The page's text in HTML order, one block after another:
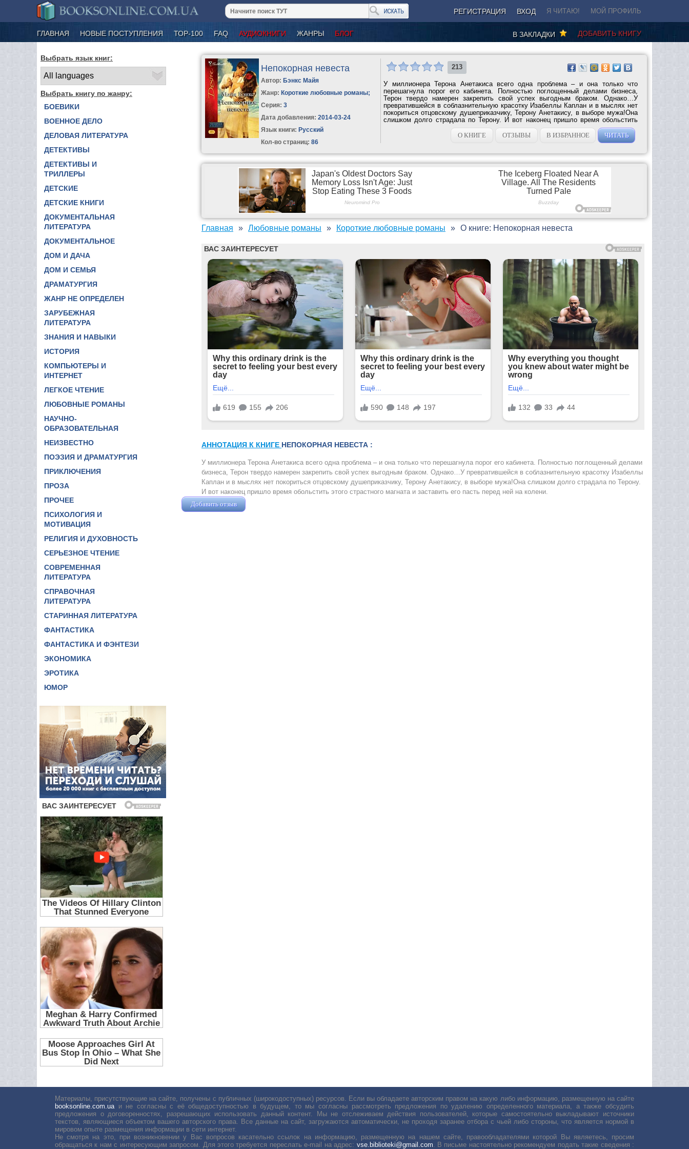
РЕГИСТРАЦИЯ ВХОД Я ЧИТАЮ! МОЙ ПРОФИЛЬ
ГЛАВНАЯ НОВЫЕ ПОСТУПЛЕНИЯ ТОР-100 FAQ АУДИОКНИГИ ЖАНРЫ БЛОГ ДОБАВИТЬ КНИГУ
В ЗАКЛАДКИ
Выбрать язык книг:
Выбрать книгу по жанру:
БОЕВИКИ
ВОЕННОЕ ДЕЛО
ДЕЛОВАЯ ЛИТЕРАТУРА
ДЕТЕКТИВЫ
ДЕТЕКТИВЫ И
ТРИЛЛЕРЫ
ДЕТСКИЕ
ДЕТСКИЕ КНИГИ
ДОКУМЕНТАЛЬНАЯ
ЛИТЕРАТУРА
ДОКУМЕНТАЛЬНОЕ
ДОМ И ДАЧА
ДОМ И СЕМЬЯ
ДРАМАТУРГИЯ
ЖАНР НЕ ОПРЕДЕЛЕН
ЗАРУБЕЖНАЯ
ЛИТЕРАТУРА
ЗНАНИЯ И НАВЫКИ
ИСТОРИЯ
КОМПЬЮТЕРЫ И
ИНТЕРНЕТ
ЛЕГКОЕ ЧТЕНИЕ
ЛЮБОВНЫЕ РОМАНЫ
НАУЧНО-
ОБРАЗОВАТЕЛЬНАЯ
НЕИЗВЕСТНО
ПОЭЗИЯ И ДРАМАТУРГИЯ
ПРИКЛЮЧЕНИЯ
ПРОЗА
ПРОЧЕЕ
ПСИХОЛОГИЯ И
МОТИВАЦИЯ
РЕЛИГИЯ И ДУХОВНОСТЬ
СЕРЬЕЗНОЕ ЧТЕНИЕ
СОВРЕМЕННАЯ
ЛИТЕРАТУРА
СПРАВОЧНАЯ
ЛИТЕРАТУРА
СТАРИННАЯ ЛИТЕРАТУРА
ФАНТАСТИКА
ФАНТАСТИКА И ФЭНТЕЗИ
ЭКОНОМИКА
ЭРОТИКА
ЮМОР
Непокорная невеста
Автор: Бэнкс Майя
Жанр: Короткие любовные романы;
Серия:3
Дата добавления: 2014-03-24
Язык книги: Русский
Кол-во страниц: 86
213
У миллионера Терона Анетакиса всего одна проблема – и она только что
перешагнула порог его кабинета. Полностью поглощенный делами бизнеса,
Терон твердо намерен закрепить свой успех выгодным браком. Однако…У
превратившейся в соблазнительную красотку Изабеллы Каплан и в мыслях нет
покориться отцовскому душеприказчику, Терону Анетакису, в выборе мужа!Она
слишком долго страдала по Терону. И вот наконец пришло время обольстить
О КНИГЕ
ОТЗЫВЫ В ИЗБРАННОЕ ЧИТАТЬ
Главная Любовные романы Короткие любовные романы О книге: Непокорная невеста
АННОТАЦИЯ К КНИГЕ НЕПОКОРНАЯ НЕВЕСТА :
У миллионера Терона Анетакиса всего одна проблема – и она только что перешагнула порог его кабинета. Полностью поглощенный делами
бизнеса, Терон твердо намерен закрепить свой успех выгодным браком. Однако…У превратившейся в соблазнительную красотку Изабеллы
Каплан и в мыслях нет покориться отцовскому душеприказчику, Терону Анетакису, в выборе мужа!Она слишком долго страдала по Терону.
И вот наконец пришло время обольстить этого страстного магната и заставить его пасть перед ней на колени.
Добавить отзыв
Материалы, присутствующие на сайте, получены с публичных (широкодоступных) ресурсов. Если вы обладаете авторским правом на какую либо информацию, размещенную на сайте
booksonline.com.ua и не согласны с её общедоступностью в будущем, то мы согласны рассмотреть предложения по удалению определенного материала, а также обсудить
предложения о договоренностях, разрешающих использовать данный контент. Мы не отслеживаем действия пользователей, которые самостоятельно выкладывают источники
текстов, являющиеся объектом вашего авторского права. Все данные на сайт, загружаются автоматически, не проходя заранее отбора с чьей либо стороны, что является нормой в
мировом опыте размещения информации в сети интернет.
Не смотря на это, при возникновении у Вас вопросов касательно ссылок на информацию, размещенную на нашем сайте, правообладателями которой Вы являетесь, просим
обращаться к нам с интересующим запросом. Для этого требуется переслать е-mail на адрес: vse.biblioteki@gmail.com . В письме настоятельно рекомендуем подать такие сведения :